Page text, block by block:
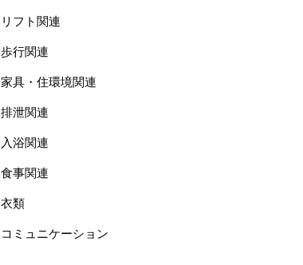
リフト関連
歩行関連
家具・住環境関連
排泄関連
入浴関連
食事関連
衣類
コミュニケーション